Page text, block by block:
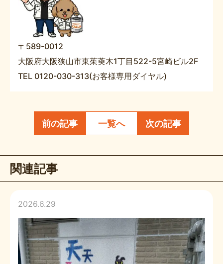
〒589-0012
大阪府大阪狭山市東茱萸木1丁目522-5宮崎ビル2F
TEL 0120-030-313(お客様専用ダイヤル)
前の記事 一覧へ 次の記事
関連記事
2026.6.29